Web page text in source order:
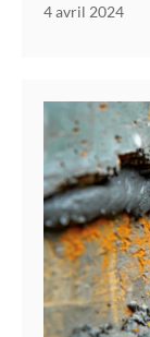
4 avril 2024